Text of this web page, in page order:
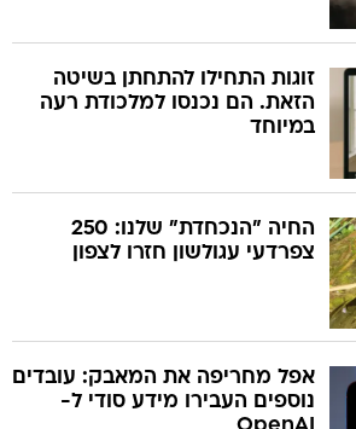
זוגות התחילו להתחתן בשיטה
הזאת. הם נכנסו למלכודת רעה
במיוחד
החיה "הנכחדת" שלנו: 250
צפרדעי עגולשון חזרו לצפון
אפל מחריפה את המאבק: עובדים
נוספים העבירו מידע סודי ל-